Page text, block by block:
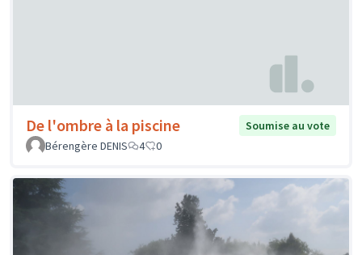
De l'ombre à la piscine
Soumise au vote
Bérengère DENIS
4 0